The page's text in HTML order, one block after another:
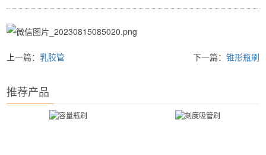
上一篇：乳胶管 下一篇： 锥形瓶刷
推荐产品